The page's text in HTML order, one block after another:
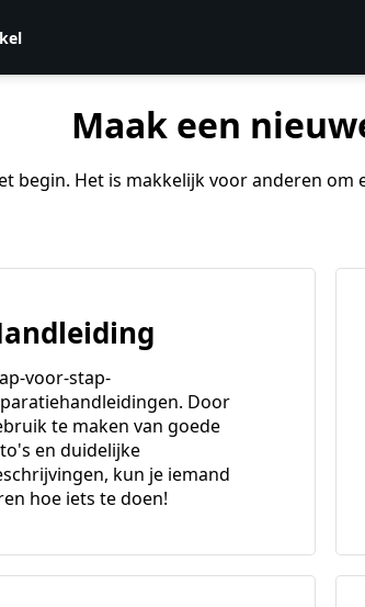
Maak een
begin. Het is makkelijk voor anderen
voor-stap-
Door
te maken van goede
en duidelijke
kun je iemand
hoe iets te doen!